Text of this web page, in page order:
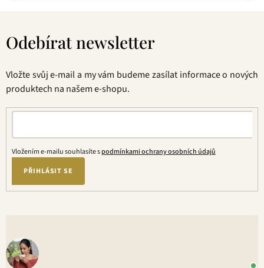
Odebírat newsletter
Vložte svůj e-mail a my vám budeme zasílat informace o nových
produktech na našem e-shopu.
Vložením e-mailu souhlasíte spodmínkami ochrany osobních údajů
PŘIHLÁSIT SE